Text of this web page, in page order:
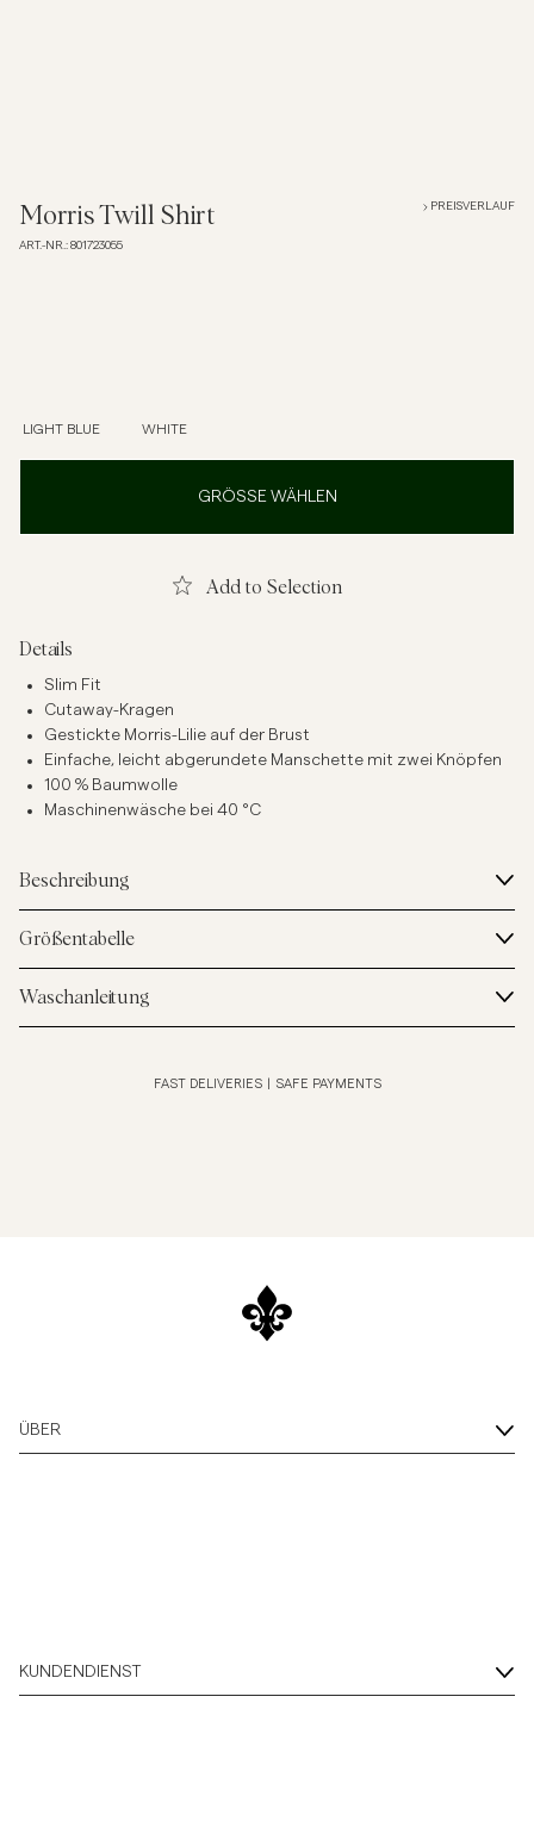
Hemden
T-Shirts
Unterwäsche
Morris Twill Shirt
ART.-NR.: 801723055
PREISVERLAUF
LIGHT BLUE WHITE
GRÖSSE WÄHLEN
Add to Selection
Details
Slim Fit
Cutaway-Kragen
Gestickte Morris-Lilie auf der Brust
Einfache, leicht abgerundete Manschette mit zwei Knöpfen
100 % Baumwolle
Maschinenwäsche bei 40 °C
Beschreibung
Größentabelle
Waschanleitung
FAST DELIVERIES SAFE PAYMENTS
ÜBER
KUNDENDIENST